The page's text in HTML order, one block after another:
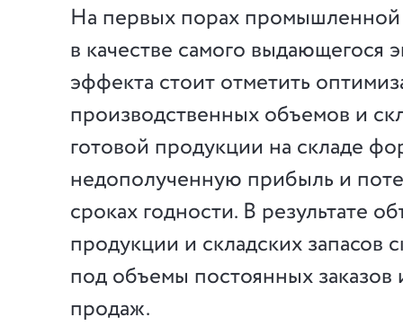
На первых порах промышленной
в качестве самого выдающегося
эффекта стоит отметить
производственных объемов и
готовой продукции на складе
недополученную прибыль и
сроках годности. В результате
продукции и складских запасов
под объемы постоянных заказов
продаж.